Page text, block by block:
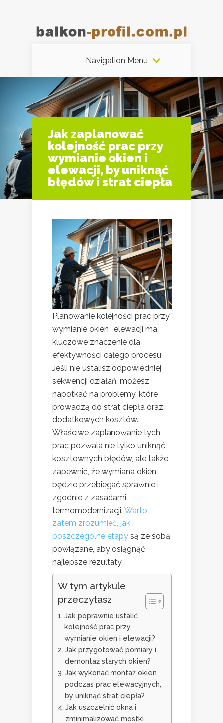
Navigation Menu
Jak zaplanować
kolejność prac przy
wymianie okien i
elewacji, by uniknąć
błędów i strat ciepła
Planowanie kolejności prac przy
wymianie okien i elewacji ma
kluczowe znaczenie dla
efektywności całego procesu.
Jeśli nie ustalisz odpowiedniej
sekwencji działań, możesz
napotkać na problemy, które
prowadzą do strat ciepła oraz
dodatkowych kosztów.
Właściwe zaplanowanie tych
prac pozwala nie tylko uniknąć
kosztownych błędów, ale także
zapewnić, że wymiana okien
będzie przebiegać sprawnie i
zgodnie z zasadami
termomodernizacji. Warto
zatem zrozumieć, jak
poszczególne etapy są ze sobą
powiązane, aby osiągnąć
najlepsze rezultaty.
W tym artykule
przeczytasz
Jak poprawnie ustalić
kolejność prac przy
wymianie okien i elewacji?
Jak przygotować pomiary i
demontaż starych okien?
Jak wykonać montaż okien
podczas prac elewacyjnych,
by uniknąć strat ciepła?
Jak uszczelnić okna i
zminimalizować mostki